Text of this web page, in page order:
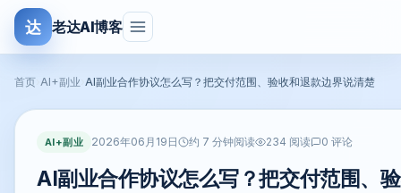
达 老达AI博客
首页 AI+副业 AI副业合作协议怎么写？把交付范围、验收和退款边界说清楚
AI+副业 2026年06月19日 约 7 分钟阅读 234 阅读 0 评论
AI副业合作协议怎么写？把交付范围、